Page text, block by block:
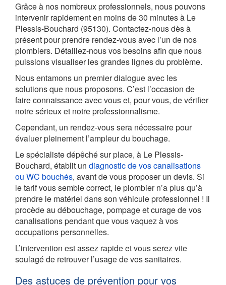
Grâce à nos nombreux professionnels, nous pouvons
intervenir rapidement en moins de 30 minutes à Le
Plessis-Bouchard (95130). Contactez-nous dès à
présent pour prendre rendez-vous avec l’un de nos
plombiers. Détaillez-nous vos besoins afin que nous
puissions visualiser les grandes lignes du problème.
Nous entamons un premier dialogue avec les
solutions que nous proposons. C’est l’occasion de
faire connaissance avec vous et, pour vous, de vérifier
notre sérieux et notre professionnalisme.
Cependant, un rendez-vous sera nécessaire pour
évaluer pleinement l’ampleur du bouchage.
Le spécialiste dépêché sur place, à Le Plessis-
Bouchard, établit un diagnostic de vos canalisations
ou WC bouchés, avant de vous proposer un devis. Si
le tarif vous semble correct, le plombier n’a plus qu’à
prendre le matériel dans son véhicule professionnel ! Il
procède au débouchage, pompage et curage de vos
canalisations pendant que vous vaquez à vos
occupations personnelles.
L’intervention est assez rapide et vous serez vite
soulagé de retrouver l’usage de vos sanitaires.
Des astuces de prévention pour vos